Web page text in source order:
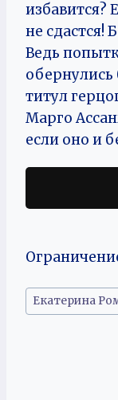
избавится?
не сдастся!
Ведь
обернулись
титул
Марго
если оно и
Метки
записи:
Екатерина